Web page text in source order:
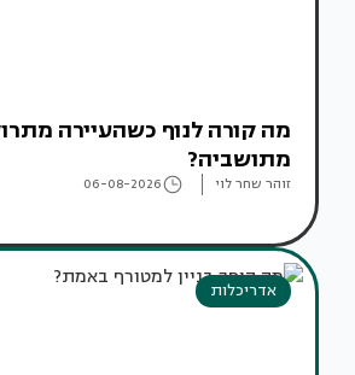
מה קורה לנוף כשהעיירה
מתושביה?
זוהר שחר לוי 06-08-2026
אדריכלות